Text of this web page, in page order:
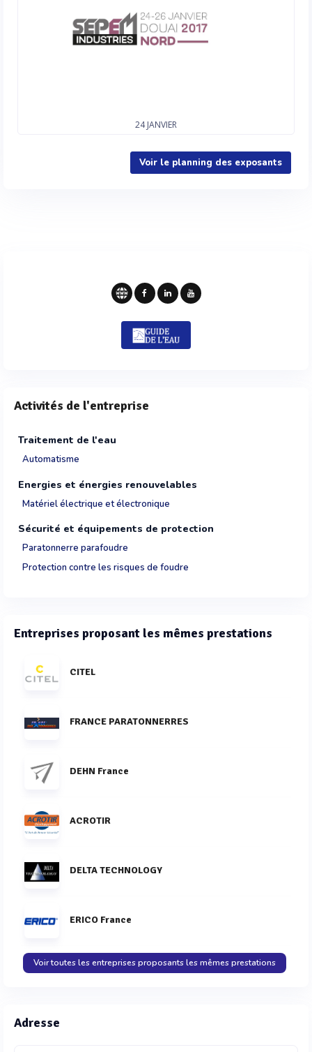
24 JANVIER
Voir le planning des exposants
Activités de l'entreprise
Traitement de l'eau
Automatisme
Energies et énergies renouvelables
Matériel électrique et électronique
Sécurité et équipements de protection
Paratonnerre parafoudre
Protection contre les risques de foudre
Entreprises proposant les mêmes prestations
CITEL
FRANCE PARATONNERRES
DEHN France
ACROTIR
DELTA TECHNOLOGY
ERICO France
Voir toutes les entreprises proposants les mêmes prestations
Adresse